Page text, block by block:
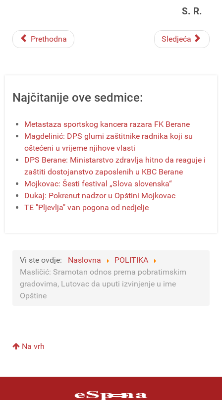
S. R.
Prethodna Sledjeća
Najčitanije ove sedmice:
Metastaza sportskog kancera razara FK Berane
Magdelinić: DPS glumi zaštitnike radnika koji su
oštećeni u vrijeme njihove vlasti
DPS Berane: Ministarstvo zdravlja hitno da reaguje i
zaštiti dostojanstvo zaposlenih u KBC Berane
Mojkovac: Šesti festival „Slova slovenska“
Dukaj: Pokrenut nadzor u Opštini Mojkovac
TE "Pljevlja" van pogona od nedjelje
Vi ste ovdje: Naslovna
POLITIKA
Masličić: Sramotan odnos prema pobratimskim
gradovima, Lutovac da uputi izvinjenje u ime
Opštine
Na vrh